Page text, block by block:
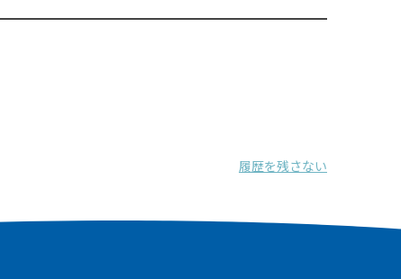
履歴を残さない